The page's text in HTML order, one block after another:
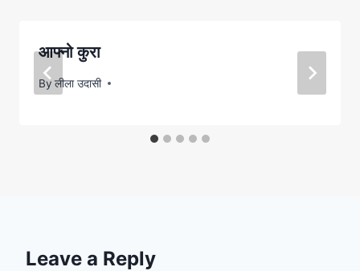
आफ्नो कुरा
By लीला उदासी
Leave a Reply